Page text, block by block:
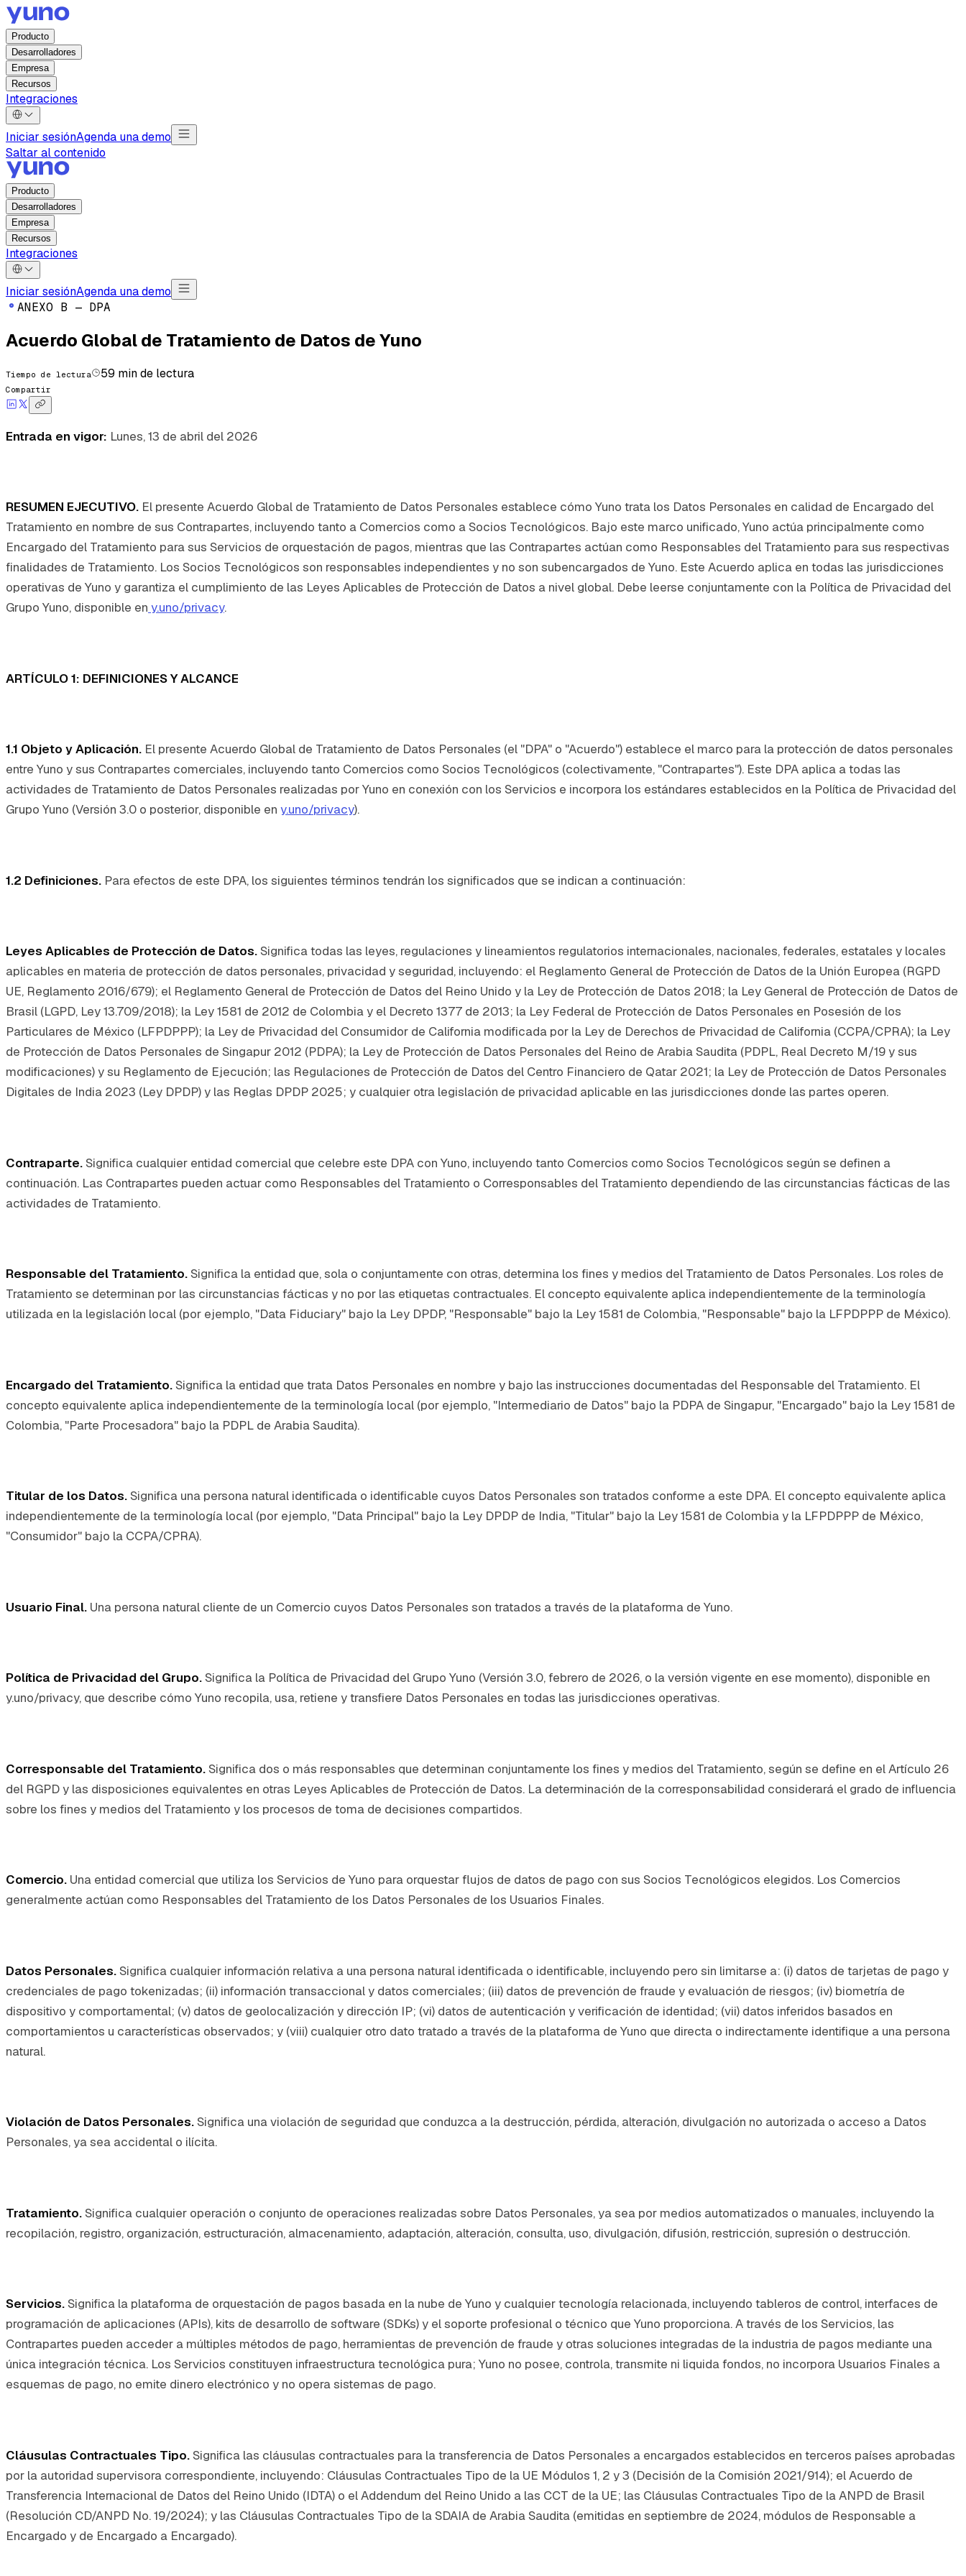
Producto
Desarrolladores
Empresa
Recursos
Integraciones
Iniciar sesiónAgenda una demo
Saltar al contenido
Producto
Desarrolladores
Empresa
Recursos
Integraciones
Iniciar sesiónAgenda una demo
ANEXO B — DPA
Acuerdo Global de Tratamiento de Datos de Yuno
Tiempo de lectura 59 min de lectura
Compartir
Entrada en vigor: Lunes, 13 de abril del 2026
RESUMEN EJECUTIVO. El presente Acuerdo Global de Tratamiento de Datos Personales establece cómo Yuno trata los Datos Personales en calidad de Encargado del
Tratamiento en nombre de sus Contrapartes, incluyendo tanto a Comercios como a Socios Tecnológicos. Bajo este marco unificado, Yuno actúa principalmente como
Encargado del Tratamiento para sus Servicios de orquestación de pagos, mientras que las Contrapartes actúan como Responsables del Tratamiento para sus respectivas
finalidades de Tratamiento. Los Socios Tecnológicos son responsables independientes y no son subencargados de Yuno. Este Acuerdo aplica en todas las jurisdicciones
operativas de Yuno y garantiza el cumplimiento de las Leyes Aplicables de Protección de Datos a nivel global. Debe leerse conjuntamente con la Política de Privacidad del
Grupo Yuno, disponible en y.uno/privacy.
ARTÍCULO 1: DEFINICIONES Y ALCANCE
1.1 Objeto y Aplicación. El presente Acuerdo Global de Tratamiento de Datos Personales (el "DPA" o "Acuerdo") establece el marco para la protección de datos personales
entre Yuno y sus Contrapartes comerciales, incluyendo tanto Comercios como Socios Tecnológicos (colectivamente, "Contrapartes"). Este DPA aplica a todas las
actividades de Tratamiento de Datos Personales realizadas por Yuno en conexión con los Servicios e incorpora los estándares establecidos en la Política de Privacidad del
Grupo Yuno (Versión 3.0 o posterior, disponible en y.uno/privacy).
1.2 Definiciones. Para efectos de este DPA, los siguientes términos tendrán los significados que se indican a continuación:
Leyes Aplicables de Protección de Datos.Significa todas las leyes, regulaciones y lineamientos regulatorios internacionales, nacionales, federales, estatales y locales
aplicables en materia de protección de datos personales, privacidad y seguridad, incluyendo: el Reglamento General de Protección de Datos de la Unión Europea (RGPD
UE, Reglamento 2016/679); el Reglamento General de Protección de Datos del Reino Unido y la Ley de Protección de Datos 2018; la Ley General de Protección de Datos de
Brasil (LGPD, Ley 13.709/2018); la Ley 1581 de 2012 de Colombia y el Decreto 1377 de 2013; la Ley Federal de Protección de Datos Personales en Posesión de los
Particulares de México (LFPDPPP); la Ley de Privacidad del Consumidor de California modificada por la Ley de Derechos de Privacidad de California (CCPA/CPRA); la Ley
de Protección de Datos Personales de Singapur 2012 (PDPA); la Ley de Protección de Datos Personales del Reino de Arabia Saudita (PDPL, Real Decreto M/19 y sus
modificaciones) y su Reglamento de Ejecución; las Regulaciones de Protección de Datos del Centro Financiero de Qatar 2021; la Ley de Protección de Datos Personales
Digitales de India 2023 (Ley DPDP) y las Reglas DPDP 2025; y cualquier otra legislación de privacidad aplicable en las jurisdicciones donde las partes operen.
Contraparte.Significa cualquier entidad comercial que celebre este DPA con Yuno, incluyendo tanto Comercios como Socios Tecnológicos según se definen a
continuación. Las Contrapartes pueden actuar como Responsables del Tratamiento o Corresponsables del Tratamiento dependiendo de las circunstancias fácticas de las
actividades de Tratamiento.
Responsable del Tratamiento.Significa la entidad que, sola o conjuntamente con otras, determina los fines y medios del Tratamiento de Datos Personales. Los roles de
Tratamiento se determinan por las circunstancias fácticas y no por las etiquetas contractuales. El concepto equivalente aplica independientemente de la terminología
utilizada en la legislación local (por ejemplo, "Data Fiduciary" bajo la Ley DPDP, "Responsable" bajo la Ley 1581 de Colombia, "Responsable" bajo la LFPDPPP de México).
Encargado del Tratamiento.Significa la entidad que trata Datos Personales en nombre y bajo las instrucciones documentadas del Responsable del Tratamiento. El
concepto equivalente aplica independientemente de la terminología local (por ejemplo, "Intermediario de Datos" bajo la PDPA de Singapur, "Encargado" bajo la Ley 1581 de
Colombia, "Parte Procesadora" bajo la PDPL de Arabia Saudita).
Titular de los Datos.Significa una persona natural identificada o identificable cuyos Datos Personales son tratados conforme a este DPA. El concepto equivalente aplica
independientemente de la terminología local (por ejemplo, "Data Principal" bajo la Ley DPDP de India, "Titular" bajo la Ley 1581 de Colombia y la LFPDPPP de México,
"Consumidor" bajo la CCPA/CPRA).
Usuario Final. Una persona natural cliente de un Comercio cuyos Datos Personales son tratados a través de la plataforma de Yuno.
Política de Privacidad del Grupo.Significa la Política de Privacidad del Grupo Yuno (Versión 3.0, febrero de 2026, o la versión vigente en ese momento), disponible en
y.uno/privacy, que describe cómo Yuno recopila, usa, retiene y transfiere Datos Personales en todas las jurisdicciones operativas.
Corresponsable del Tratamiento.Significa dos o más responsables que determinan conjuntamente los fines y medios del Tratamiento, según se define en el Artículo 26
del RGPD y las disposiciones equivalentes en otras Leyes Aplicables de Protección de Datos. La determinación de la corresponsabilidad considerará el grado de influencia
sobre los fines y medios del Tratamiento y los procesos de toma de decisiones compartidos.
Comercio. Una entidad comercial que utiliza los Servicios de Yuno para orquestar flujos de datos de pago con sus Socios Tecnológicos elegidos. Los Comercios
generalmente actúan como Responsables del Tratamiento de los Datos Personales de los Usuarios Finales.
Datos Personales.Significa cualquier información relativa a una persona natural identificada o identificable, incluyendo pero sin limitarse a: (i) datos de tarjetas de pago y
credenciales de pago tokenizadas; (ii) información transaccional y datos comerciales; (iii) datos de prevención de fraude y evaluación de riesgos; (iv) biometría de
dispositivo y comportamental; (v) datos de geolocalización y dirección IP; (vi) datos de autenticación y verificación de identidad; (vii) datos inferidos basados en
comportamientos u características observados; y (viii) cualquier otro dato tratado a través de la plataforma de Yuno que directa o indirectamente identifique a una persona
natural.
Violación de Datos Personales.Significa una violación de seguridad que conduzca a la destrucción, pérdida, alteración, divulgación no autorizada o acceso a Datos
Personales, ya sea accidental o ilícita.
Tratamiento.Significa cualquier operación o conjunto de operaciones realizadas sobre Datos Personales, ya sea por medios automatizados o manuales, incluyendo la
recopilación, registro, organización, estructuración, almacenamiento, adaptación, alteración, consulta, uso, divulgación, difusión, restricción, supresión o destrucción.
Servicios.Significa la plataforma de orquestación de pagos basada en la nube de Yuno y cualquier tecnología relacionada, incluyendo tableros de control, interfaces de
programación de aplicaciones (APIs), kits de desarrollo de software (SDKs) y el soporte profesional o técnico que Yuno proporciona. A través de los Servicios, las
Contrapartes pueden acceder a múltiples métodos de pago, herramientas de prevención de fraude y otras soluciones integradas de la industria de pagos mediante una
única integración técnica. Los Servicios constituyen infraestructura tecnológica pura; Yuno no posee, controla, transmite ni liquida fondos, no incorpora Usuarios Finales a
esquemas de pago, no emite dinero electrónico y no opera sistemas de pago.
Cláusulas Contractuales Tipo.Significa las cláusulas contractuales para la transferencia de Datos Personales a encargados establecidos en terceros países aprobadas
por la autoridad supervisora correspondiente, incluyendo: Cláusulas Contractuales Tipo de la UE Módulos 1, 2 y 3 (Decisión de la Comisión 2021/914); el Acuerdo de
Transferencia Internacional de Datos del Reino Unido (IDTA) o el Addendum del Reino Unido a las CCT de la UE; las Cláusulas Contractuales Tipo de la ANPD de Brasil
(Resolución CD/ANPD No. 19/2024); y las Cláusulas Contractuales Tipo de la SDAIA de Arabia Saudita (emitidas en septiembre de 2024, módulos de Responsable a
Encargado y de Encargado a Encargado).